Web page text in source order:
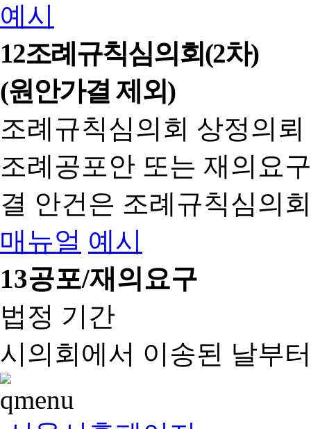
예시
12조례규칙심의회(2차)
(원안가결 제외)
조례규칙심의회 상정의
조례공포안 또는 재의요
결 안건은 조례규칙심의
매뉴얼 예시
13공포/재의요구
법정 기간
시의회에서 이송된 날부